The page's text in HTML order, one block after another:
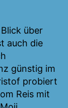
über
auch die
günstig im
probiert
Reis mit